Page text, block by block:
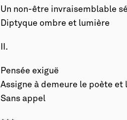
Un non-être invraisemblable
Diptyque ombre et lumière
II.
Pensée exiguë
Assigne à demeure le poète et
Sans appel